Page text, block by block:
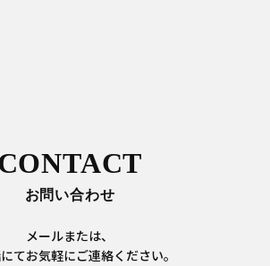
お問い合わせ
メールまたは、
てお気軽にご連絡ください。